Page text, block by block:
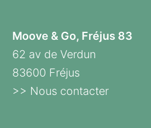
Moove & Go, Fréjus 83
62 av de Verdun
83600 Fréjus
>> Nous contacter